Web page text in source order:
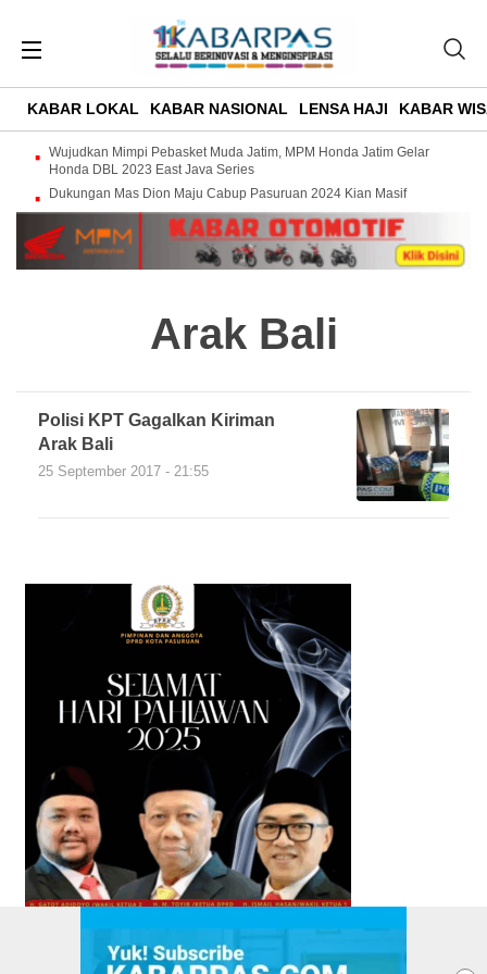
KABAR LOKAL KABAR NASIONAL LENSA HAJI KABAR
Wujudkan Mimpi Pebasket Muda Jatim, MPM Honda Jatim Gelar
Honda DBL 2023 East Java Series
Dukungan Mas Dion Maju Cabup Pasuruan 2024 Kian Masif
Arak Bali
Polisi KPT Gagalkan Kiriman
Arak Bali
25 September 2017 - 21:55